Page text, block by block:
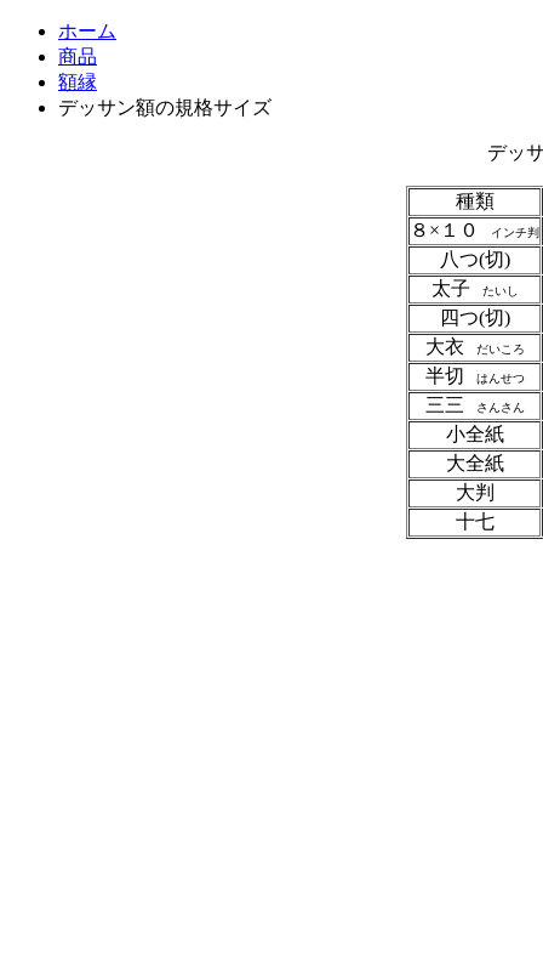
ホーム
商品
額縁
デッサン額の規格サイズ
デッ
種類
８×１０
インチ判
八つ(切)
太子 たいし
四つ(切)
大衣 だいころ
半切 はんせつ
三三 さんさん
小全紙
大全紙
大判
十七